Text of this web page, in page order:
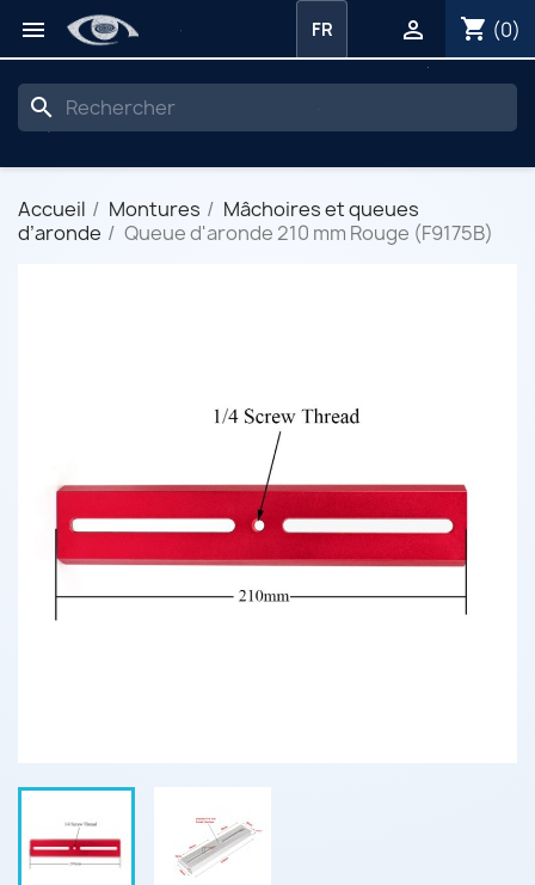
 shopping_cart (0)

FR
search
Accueil Montures
Mâchoires et queues
d’aronde
Queue d'aronde 210 mm Rouge (F9175B)